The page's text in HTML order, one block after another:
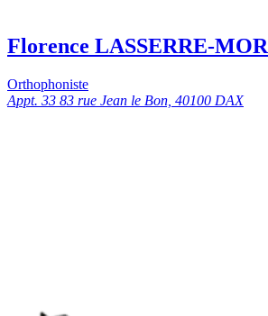
Florence LASSERRE-
Orthophoniste
Appt. 33 83 rue Jean le Bon, 40100 DAX